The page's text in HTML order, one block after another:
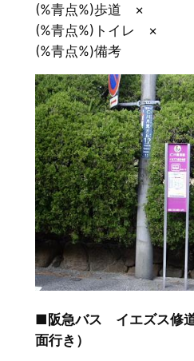
(%青点%)歩道 ×
(%青点%)トイレ ×
(%青点%)備考
■阪急バス イエズス修
面行き）